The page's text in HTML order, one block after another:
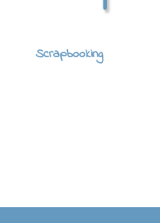
Scrapbooking